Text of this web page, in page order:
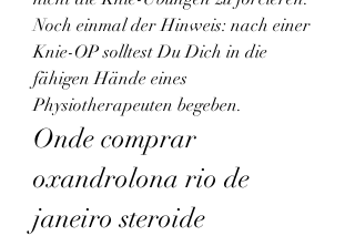
Noch einmal der Hinweis: nach einer
Knie-OP solltest Du Dich in die
fähigen Hände eines
Physiotherapeuten begeben.
Onde comprar
oxandrolona rio de
janeiro steroide